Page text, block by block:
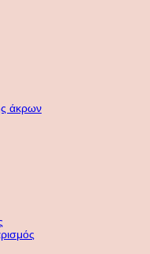
άκρων